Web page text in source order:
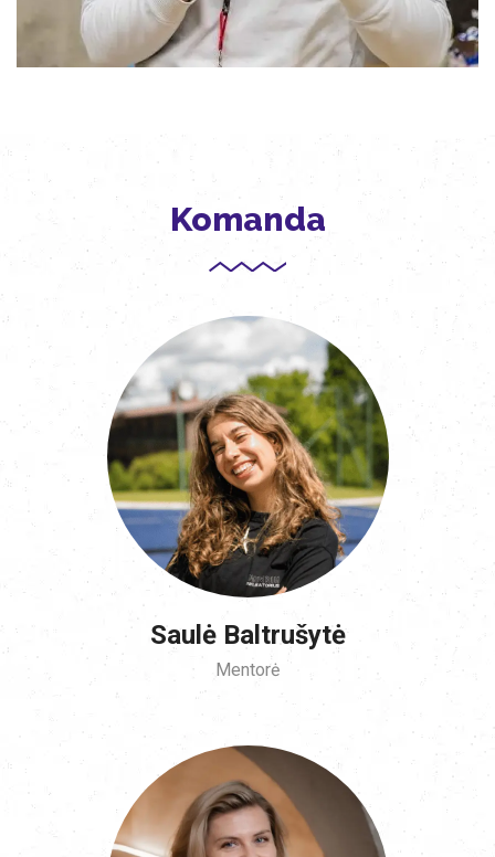
Komanda
Saulė Baltrušytė
Mentorė